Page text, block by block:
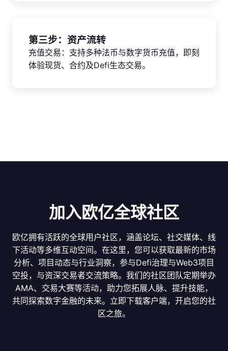
第三步：资产流转
充值交易：支持多种法币与数字货币充值，即刻
体验现货、合约及Defi生态交易。
加入欧亿全球社区
欧亿拥有活跃的全球用户社区，涵盖论坛、社交媒体、线
下活动等多维互动空间。在这里，您可以获取最新的市场
分析、项目动态与行业洞察，参与Defi治理与Web3项目
空投，与资深交易者交流策略。我们的社区团队定期举办
AMA、交易大赛等活动，助力您拓展人脉、提升技能，
共同探索数字金融的未来。立即下载客户端，开启您的社
区之旅。